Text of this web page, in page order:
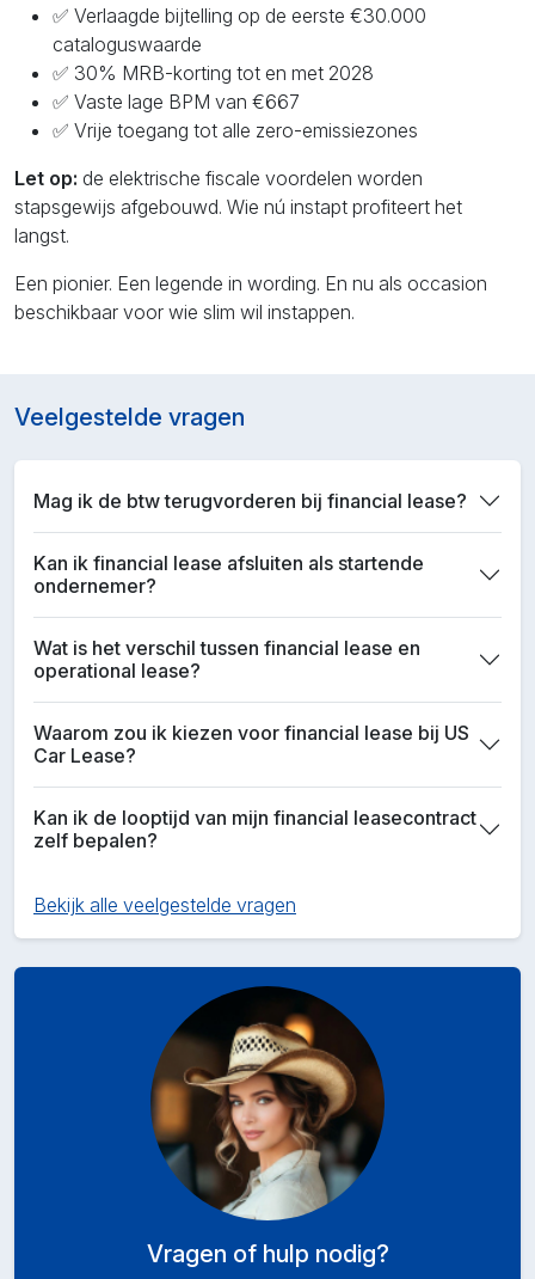
✅ Verlaagde bijtelling op de eerste €30.000
cataloguswaarde
✅ 30% MRB-korting tot en met 2028
✅ Vaste lage BPM van €667
✅ Vrije toegang tot alle zero-emissiezones
Let op: de elektrische fiscale voordelen worden
stapsgewijs afgebouwd. Wie nú instapt profiteert het
langst.
Een pionier. Een legende in wording. En nu als occasion
beschikbaar voor wie slim wil instappen.
Veelgestelde vragen
Mag ik de btw terugvorderen bij financial lease?
Kan ik financial lease afsluiten als startende
ondernemer?
Wat is het verschil tussen financial lease en
operational lease?
Waarom zou ik kiezen voor financial lease bij US
Car Lease?
Kan ik de looptijd van mijn financial leasecontract
zelf bepalen?
Bekijk alle veelgestelde vragen
Vragen of hulp nodig?